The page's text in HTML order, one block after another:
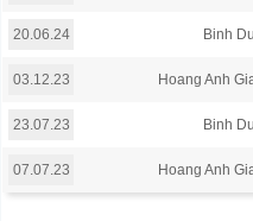
20.06.24 Binh
03.12.23 Hoang Anh
23.07.23 Binh
07.07.23 Hoang Anh